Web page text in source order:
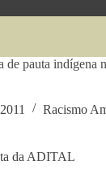
de pauta indígena
Racismo
da ADITAL